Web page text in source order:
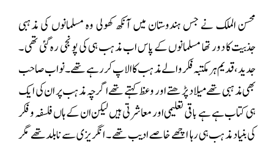
محسن الملک نے جس ہندوستان میں آنکھ کھولی وہ مسلمانوں کی مذہبی
جذبیت کا دور تھا مسلمانوں کے پاس اب مذہب ہی کی پونجی رہ گئی تھی ۔
جدید ، قدیم ہر مکتبہ فکر والے مذہب کا الاپ کر رہے تھے ۔ نواب صاحب
بھی مذہبی تھے میلاد پڑھتے اور وعظ کہتے تھے اگرچہ مذہب پر ان کی ایک
ہی کتاب ہے ہے باقی تعلیمی اور معاشرتی ہیں لیکن ان کے ہاں فلسفہ و فکر
کی بنیاد مذہب ہی رہا اچھے خاصے ادیب تھے ۔ انگریزی سے نابلد تھے مگر